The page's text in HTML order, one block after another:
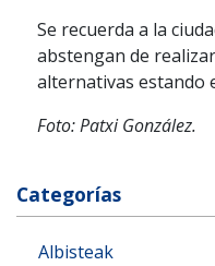
Se recuerda a la
abstengan de
alternativas estando
Foto: Patxi González.
Categorías
Albisteak